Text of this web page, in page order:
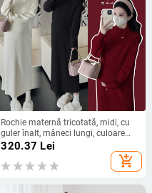
Rochie maternă tricotată, midi, cu
guler înalt, mâneci lungi, culoare
uni, acril 95%+
320.37 Lei
add_shopping_cart